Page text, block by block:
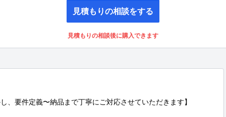
見積もりの相談をする
見積もりの相談後に購入できます
、要件定義〜納品まで丁寧にご対応させていただきます】